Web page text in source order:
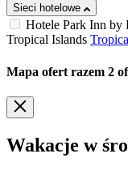
Sieci hotelowe
Hotele Park Inn by
Tropical Islands
Mapa ofert razem 2
Wakacje w